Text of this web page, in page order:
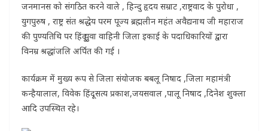
जनमानस को संगठित करने वाले , हिन्दु हृदय सम्राट ,राष्ट्रवाद के पुरोधा ,
युगपुरुष , राष्ट्र संत श्रद्धेय परम पूज्य ब्रह्मलीन महंत अवैद्यनाथ जी महाराज
की पुण्यतिथि पर हिंदू युवा वाहिनी जिला इकाई के पदाधिकारियों द्वारा
विनम्र श्रद्धांजलि अर्पित की गई ।
कार्यक्रम में मुख्य रूप से जिला संयोजक बबलू निषाद ,जिला महामंत्री
कन्हैयालाल, विवेक हिंदू ,सत्य प्रकाश,जयसवाल ,पालू निषाद ,दिनेश शुक्ला
आदि उपस्थित रहे।